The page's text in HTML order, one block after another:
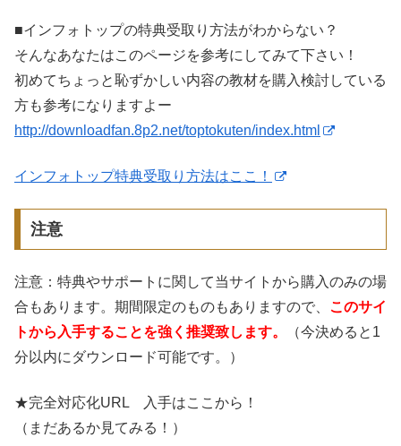
■インフォトップの特典受取り方法がわからない？
そんなあなたはこのページを参考にしてみて下さい！
初めてちょっと恥ずかしい内容の教材を購入検討している
方も参考になりますよー
http://downloadfan.8p2.net/toptokuten/index.html
インフォトップ特典受取り方法はここ！
注意
注意：特典やサポートに関して当サイトから購入のみの場
合もあります。期間限定のものもありますので、 このサイ
トから入手することを強く推奨致します。
（今決めると1
分以内にダウンロード可能です。）
★完全対応化URL 入手はここから！
（まだあるか見てみる！）